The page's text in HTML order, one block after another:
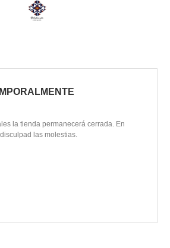
la tienda permanecerá cerrada. En
las molestias.